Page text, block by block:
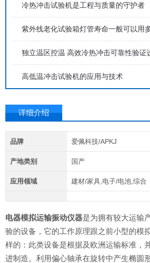
冷热冲击试验机是工程与质量的守护者
独立温区控温 高效冷热冲击可靠性验证
高低温冲击试验机的应用与技术
详细介绍
品牌 爱佩科技/APKJ
产地类别 国产
应用领域 建材/家具,电子/电池,综合
电器模拟运输振动仪器是为拥有较大运输
验的设备，它的工作原理跟之前小型的模
样的：此类设备是根据及欧洲运输标准，
进制造。利用偏心轴承在旋转中产生椭圆